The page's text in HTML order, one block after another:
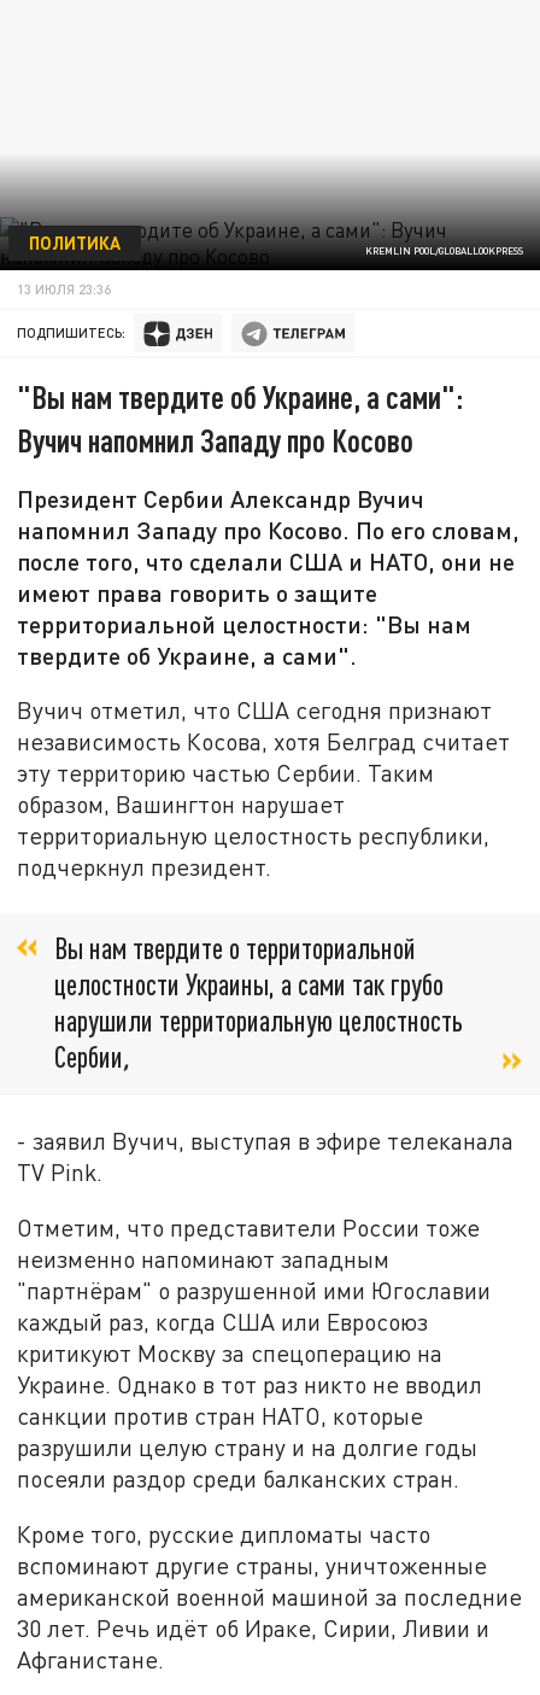
KREMLIN POOL/GLOBALLOOKPRESS
ПОЛИТИКА
13 ИЮЛЯ 23:36
ПОДПИШИТЕСЬ:
"Вы нам твердите об Украине, а сами":
Вучич напомнил Западу про Косово
Президент Сербии Александр Вучич
напомнил Западу про Косово. По его словам,
после того, что сделали США и НАТО, они не
имеют права говорить о защите
территориальной целостности: "Вы нам
твердите об Украине, а сами".
Вучич отметил, что США сегодня признают
независимость Косова, хотя Белград считает
эту территорию частью Сербии. Таким
образом, Вашингтон нарушает
территориальную целостность республики,
подчеркнул президент.
Вы нам твердите о территориальной
целостности Украины, а сами так грубо
нарушили территориальную целостность
Сербии,
- заявил Вучич, выступая в эфире телеканала
TV Pink.
Отметим, что представители России тоже
неизменно напоминают западным
"партнёрам" о разрушенной ими Югославии
каждый раз, когда США или Евросоюз
критикуют Москву за спецоперацию на
Украине. Однако в тот раз никто не вводил
санкции против стран НАТО, которые
разрушили целую страну и на долгие годы
посеяли раздор среди балканских стран.
Кроме того, русские дипломаты часто
вспоминают другие страны, уничтоженные
американской военной машиной за последние
30 лет. Речь идёт об Ираке, Сирии, Ливии и
Афганистане.